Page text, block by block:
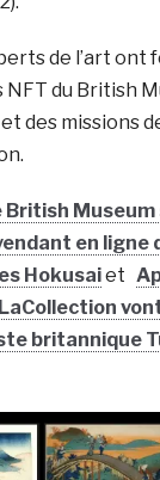
de l’art ont
du British
des missions
British
en ligne
Hokusaiet
britannique